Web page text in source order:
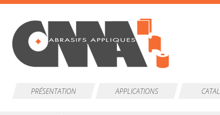
PRÉSENTATION APPLICATIONS